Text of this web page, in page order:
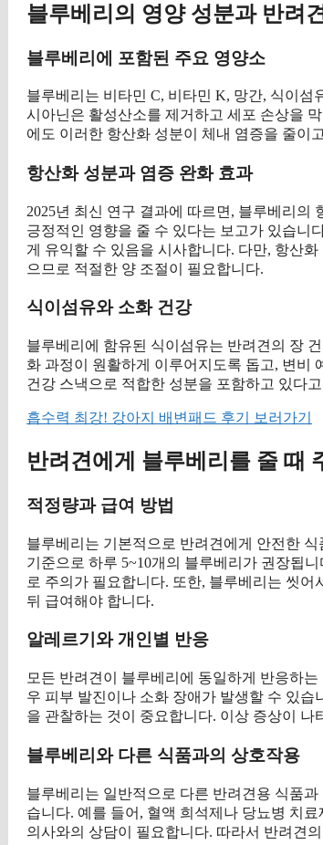
블루베리의 영양 성분과 반려
블루베리에 포함된 주요 영양소
블루베리는 비타민 C, 비타민 K, 망간, 식이
시아닌은 활성산소를 제거하고 세포 손상을
에도 이러한 항산화 성분이 체내 염증을 줄이
항산화 성분과 염증 완화 효과
2025년 최신 연구 결과에 따르면, 블루베리의
긍정적인 영향을 줄 수 있다는 보고가 있습니
게 유익할 수 있음을 시사합니다. 다만, 항산
으므로 적절한 양 조절이 필요합니다.
식이섬유와 소화 건강
블루베리에 함유된 식이섬유는 반려견의 장
화 과정이 원활하게 이루어지도록 돕고, 변비
건강 스낵으로 적합한 성분을 포함하고 있다
흡수력 최강! 강아지 배변패드 후기 보러가기
반려견에게 블루베리를 줄 때
적정량과 급여 방법
블루베리는 기본적으로 반려견에게 안전한
기준으로 하루 5~10개의 블루베리가 권장됩
로 주의가 필요합니다. 또한, 블루베리는 씻
뒤 급여해야 합니다.
알레르기와 개인별 반응
모든 반려견이 블루베리에 동일하게 반응하
우 피부 발진이나 소화 장애가 발생할 수 있
을 관찰하는 것이 중요합니다. 이상 증상이
블루베리와 다른 식품과의 상호작용
블루베리는 일반적으로 다른 반려견용 식품
습니다. 예를 들어, 혈액 희석제나 당뇨병 치
의사와의 상담이 필요합니다. 따라서 반려견